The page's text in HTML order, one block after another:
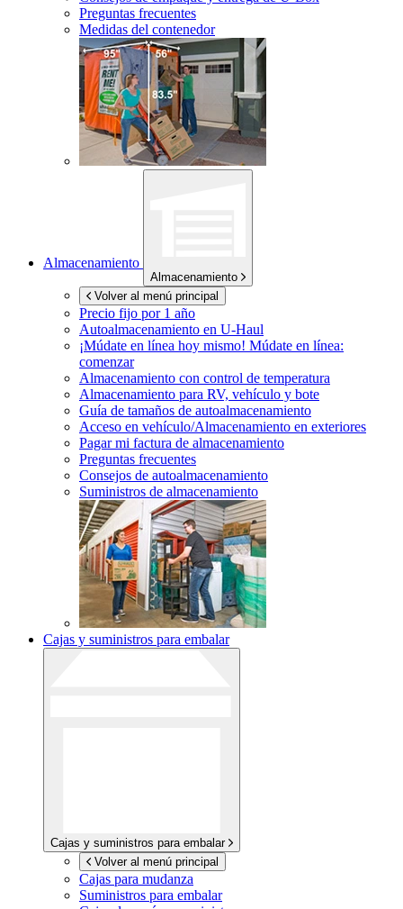
Preguntas frecuentes
Medidas del contenedor
Almacenamiento
Almacenamiento
Volver al menú principal
Precio fijo por 1 año
Autoalmacenamiento en U-Haul
¡Múdate en línea hoy mismo! Múdate en línea:
comenzar
Almacenamiento con control de temperatura
Almacenamiento para RV, vehículo y bote
Guía de tamaños de autoalmacenamiento
Acceso en vehículo/Almacenamiento en exteriores
Pagar mi factura de almacenamiento
Preguntas frecuentes
Consejos de autoalmacenamiento
Suministros de almacenamiento
Cajas y suministros para embalar
Cajas y suministros para embalar
Volver al menú principal
Cajas para mudanza
Suministros para embalar